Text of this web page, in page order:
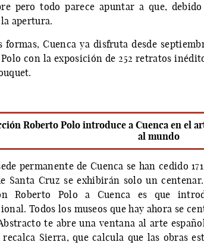
pero todo parece apuntar a que,
apertura.
formas, Cuenca ya disfruta desde
con la exposición de 252 retratos
Roberto Polo introduce a Cuenca en el
al mundo
permanente de Cuenca se han cedido
Santa Cruz se exhibirán solo un
Roberto Polo a Cuenca es que
Todos los museos que hay ahora se
te abre una ventana al arte
recalca Sierra, que calcula que las obras